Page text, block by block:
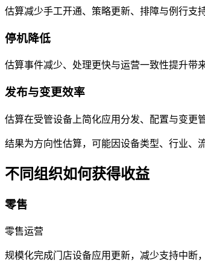
估算减少手工开通、策略更新、排障与例行支
停机降低
估算事件减少、处理更快与运营一致性提升带
发布与变更效率
估算在受管设备上简化应用分发、配置与变更
结果为方向性估算，可能因设备类型、行业、
不同组织如何获得收益
零售
零售运营
规模化完成门店设备应用更新，减少支持中断